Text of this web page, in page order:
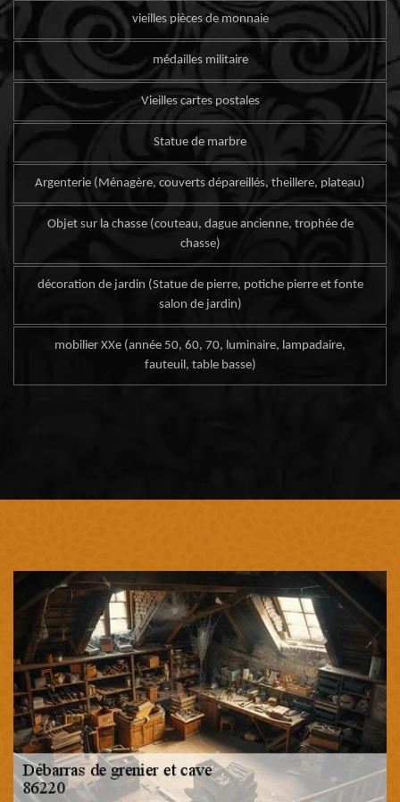
vieilles pièces de monnaie
médailles militaire
Vieilles cartes postales
Statue de marbre
Argenterie (Ménagère, couverts dépareillés, theillere, plateau)
Objet sur la chasse (couteau, dague ancienne, trophée de
chasse)
décoration de jardin (Statue de pierre, potiche pierre et fonte
salon de jardin)
mobilier XXe (année 50, 60, 70, luminaire, lampadaire,
fauteuil, table basse)